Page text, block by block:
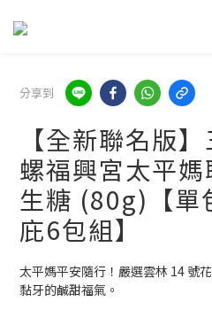
分享到
【全新聯名版
螺福興宮太平
生糖 (80g)【單
庇6包組】
太平媽平安隨行！嚴選雲林 14 號
黏牙的鹹甜福氣。